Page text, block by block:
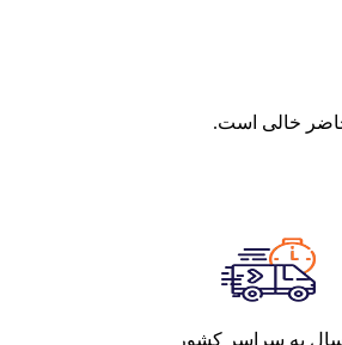
خالی است.
به سراسر کشور